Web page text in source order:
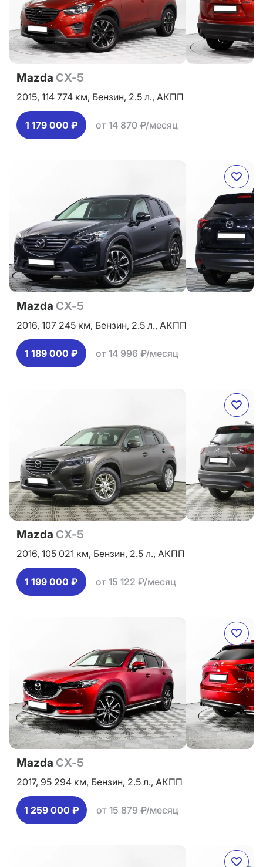
Mazda CX-5
2015, 114 774 км, Бензин, 2.5 л., АКПП
1 179 000 ₽ от 14 870 ₽/месяц
Mazda CX-5
2016, 107 245 км, Бензин, 2.5 л., АКПП
1 189 000 ₽ от 14 996 ₽/месяц
Mazda CX-5
2016, 105 021 км, Бензин, 2.5 л., АКПП
1 199 000 ₽ от 15 122 ₽/месяц
Mazda CX-5
2017, 95 294 км, Бензин, 2.5 л., АКПП
1 259 000 ₽ от 15 879 ₽/месяц